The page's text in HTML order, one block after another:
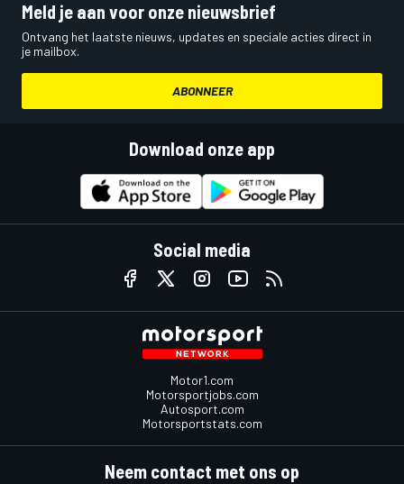
Meld je aan voor onze nieuwsbrief
Ontvang het laatste nieuws, updates en speciale acties direct in
je mailbox.
ABONNEER
Download onze app
Social media
Motor1.com
Motorsportjobs.com
Autosport.com
Motorsportstats.com
Neem contact met ons op